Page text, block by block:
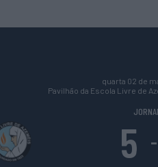
quarta 02 de
Pavilhão da Escola Livre de
5 -